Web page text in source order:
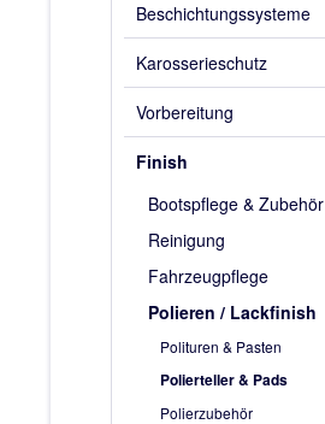
Beschichtungssysteme
Karosserieschutz
Vorbereitung
Finish
Bootspflege & Zubehör
Reinigung
Fahrzeugpflege
Polieren / Lackfinish
Polituren & Pasten
Polierteller & Pads
Polierzubehör